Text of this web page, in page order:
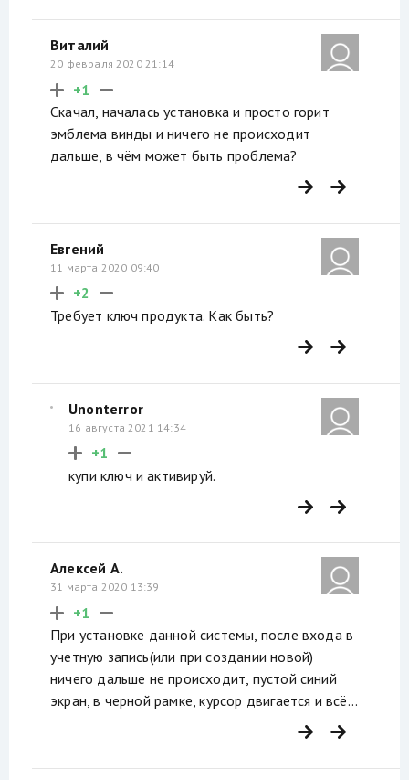
Виталий
20 февраля 2020 21:14
+1
Скачал, началась установка и просто горит
эмблема винды и ничего не происходит
дальше, в чём может быть проблема?
Евгений
11 марта 2020 09:40
+2
Требует ключ продукта. Как быть?
Unonterror
16 августа 2021 14:34
+1
купи ключ и активируй.
Алексей А.
31 марта 2020 13:39
+1
При установке данной системы, после входа в
учетную запись(или при создании новой)
ничего дальше не происходит, пустой синий
экран, в черной рамке, курсор двигается и всё...